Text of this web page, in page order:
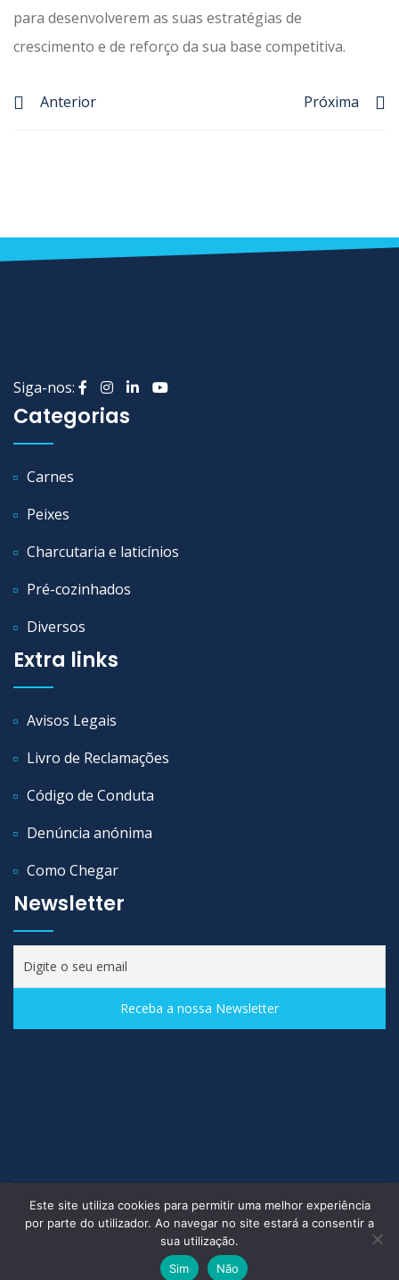
para desenvolverem as suas estratégias de
crescimento e de reforço da sua base competitiva.
Anterior Próxima
Siga-nos:
Categorias
Carnes
Peixes
Charcutaria e laticínios
Pré-cozinhados
Diversos
Extra links
Avisos Legais
Livro de Reclamações
Código de Conduta
Denúncia anónima
Como Chegar
Newsletter
Desenvolvido porGavinha | Agência de Comunicação© 2021
MACRO-FRIO, S.A. - COMÉRCIO INTERNACIONAL DE
PRODUTOS ALIMENTARES
Este site utiliza cookies para permitir uma melhor experiência
por parte do utilizador. Ao navegar no site estará a consentir a
sua utilização.
Sim
Não